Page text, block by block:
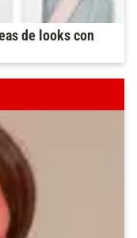
de looks con